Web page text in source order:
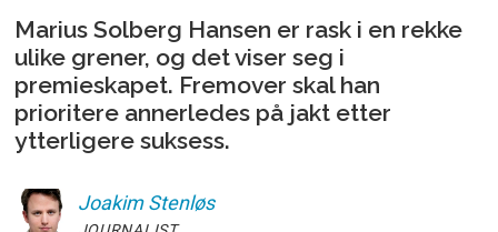
Marius Solberg Hansen er rask i en rekke
ulike grener, og det viser seg i
premieskapet. Fremover skal han
prioritere annerledes på jakt etter
ytterligere suksess.
Joakim Stenløs